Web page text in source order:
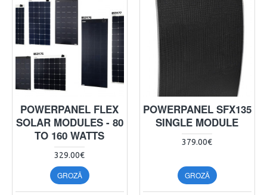
POWERPANEL FLEX
SOLAR MODULES - 80
TO 160 WATTS
329.00€
GROZĀ
POWERPANEL SFX135
SINGLE MODULE
379.00€
GROZĀ